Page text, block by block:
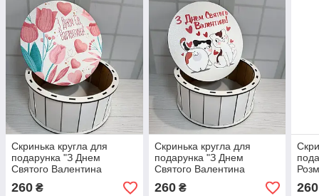
Скринька кругла для
подарунка "З Днем
Святого Валентина
тюльпани" Розмір 20*9 см
260 ₴
Скринька кругла для
подарунка "З Днем
Святого Валентина
котики" Розмір 20*9 см
260₴ 260